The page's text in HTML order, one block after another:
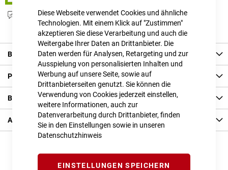
Diese Webseite verwendet Cookies und ähnliche
Technologien. Mit einem Klick auf "Zustimmen"
akzeptieren Sie diese Verarbeitung und auch die
Weitergabe Ihrer Daten an Drittanbieter. Die
Daten werden für Analysen, Retargeting und zur
Ausspielung von personalisierten Inhalten und
Werbung auf unsere Seite, sowie auf
Drittanbieterseiten genutzt. Sie können die
Verwendung von Cookies jederzeit einstellen,
weitere Informationen, auch zur
Datenverarbeitung durch Drittanbieter, finden
Sie in den Einstellungen sowie in unseren
Datenschutzhinweis
EINSTELLUNGEN SPEICHERN
Produktanfrage stellen
Beschreibung
Produkt Details
Bewertungen
Angaben zur Produktsicherheit